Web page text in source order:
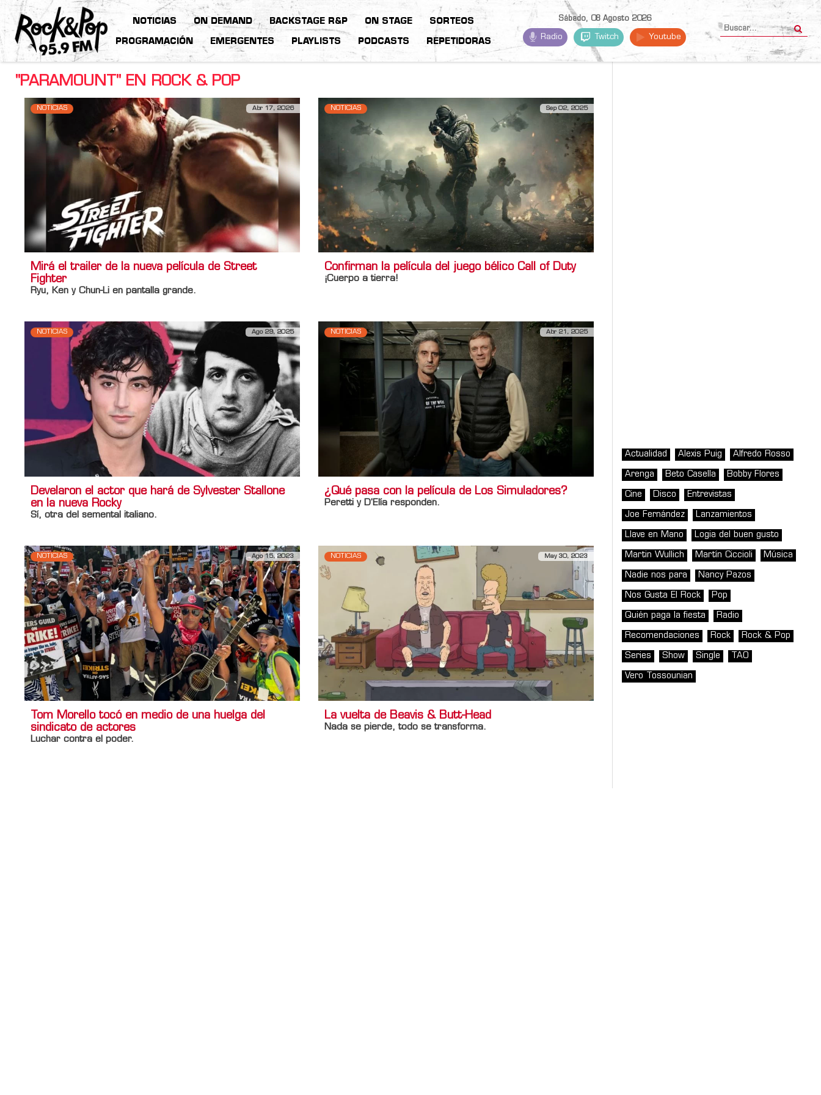
NOTICIAS ON DEMAND BACKSTAGE R&P ON STAGE SORTEOS
PROGRAMACIÓN EMERGENTES PLAYLISTS PODCASTS REPETIDORAS
Sábado, 08 Agosto 2026
Radio Twitch Youtube
"PARAMOUNT" EN ROCK & POP
NOTICIAS Abr 17, 2026
Mirá el trailer de la nueva película de Street
Fighter
Ryu, Ken y Chun-Li en pantalla grande.
NOTICIAS Sep 02, 2025
Confirman la película del juego bélico Call of Duty
¡Cuerpo a tierra!
NOTICIAS Ago 29, 2025
Develaron el actor que hará de Sylvester Stallone
en la nueva Rocky
Sí, otra del semental italiano.
NOTICIAS Abr 21, 2025
¿Qué pasa con la película de Los Simuladores?
Peretti y D’Elía responden.
NOTICIAS Ago 15, 2023
Tom Morello tocó en medio de una huelga del
sindicato de actores
Luchar contra el poder.
NOTICIAS May 30, 2023
La vuelta de Beavis & Butt-Head
Nada se pierde, todo se transforma.
Actualidad Alexis Puig Alfredo Rosso
Arenga Beto Casella Bobby Flores
Cine Disco Entrevistas
Joe Fernández Lanzamientos
Llave en Mano Logia del buen gusto
Martin Wullich Martín Ciccioli Música
Nadie nos para Nancy Pazos
Nos Gusta El Rock Pop
Quién paga la fiesta Radio
Recomendaciones Rock Rock & Pop
Series Show Single TAO
Vero Tossounian